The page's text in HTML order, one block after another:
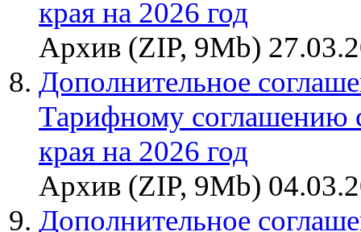
края на 2026 год
Архив (ZIP, 9Mb)
Дополнительное
Тарифному соглашению
края на 2026 год
Архив (ZIP, 9Mb)
Дополнительное